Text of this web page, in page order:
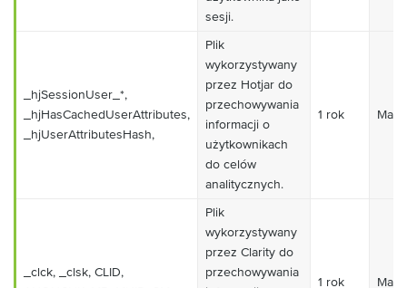
sesji.
_hjSessionUser_*,
_hjHasCachedUserAttributes,
_hjUserAttributesHash,
Plik
wykorzystywany
przez Hotjar do
przechowywania
informacji o
użytkownikach
do celów
analitycznych.
1 rok
_clck, _clsk, CLID,
Plik
wykorzystywany
przez Clarity do
przechowywania
1 rok